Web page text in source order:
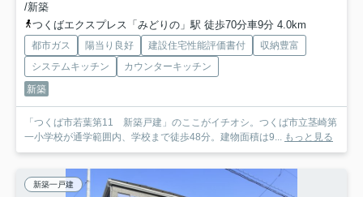
/新築
つくばエクスプレス「みどりの」駅 徒歩70分車9分 4.0km
都市ガス 陽当り良好 建設住宅性能評価書付
収納豊富
システムキッチン
カウンターキッチン
新築
「つくば市若葉第11 新築戸建」のここがイチオシ。つくば市立茎崎第
一小学校が通学範囲内、学校まで徒歩48分。建物面積は9... もっと見る
新築一戸建